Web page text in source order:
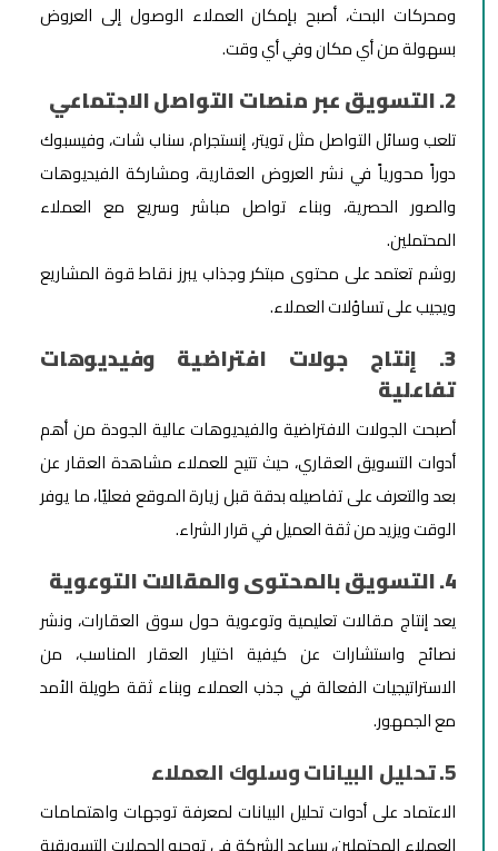
ومحركات البحث، أصبح بإمكان العملاء الوصول إلى العروض
بسهولة من أي مكان وفي أي وقت.
2. التسويق عبر منصات التواصل الاجتماعي
تلعب وسائل التواصل مثل تويتر، إنستجرام، سناب شات، وفيسبوك
دوراً محورياً في نشر العروض العقارية، ومشاركة الفيديوهات
والصور الحصرية، وبناء تواصل مباشر وسريع مع العملاء
المحتملين.
روشم تعتمد على محتوى مبتكر وجذاب يبرز نقاط قوة المشاريع
ويجيب على تساؤلات العملاء.
3. إنتاج جولات افتراضية وفيديوهات
تفاعلية
أصبحت الجولات الافتراضية والفيديوهات عالية الجودة من أهم
أدوات التسويق العقاري، حيث تتيح للعملاء مشاهدة العقار عن
بعد والتعرف على تفاصيله بدقة قبل زيارة الموقع فعليًا، ما يوفر
الوقت ويزيد من ثقة العميل في قرار الشراء.
4. التسويق بالمحتوى والمقالات التوعوية
يعد إنتاج مقالات تعليمية وتوعوية حول سوق العقارات، ونشر
نصائح واستشارات عن كيفية اختيار العقار المناسب، من
الاستراتيجيات الفعالة في جذب العملاء وبناء ثقة طويلة الأمد
مع الجمهور.
5. تحليل البيانات وسلوك العملاء
الاعتماد على أدوات تحليل البيانات لمعرفة توجهات واهتمامات
العملاء المحتملين، يساعد الشركة في توجيه الحملات التسويقية